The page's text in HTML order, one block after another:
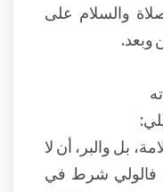
والسلام على
وبعد.
بل والبر، أن لا
فالولي شرط في